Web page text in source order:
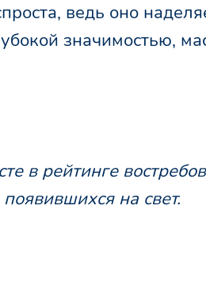
ведь оно
значимостью,
в рейтинге
на свет.